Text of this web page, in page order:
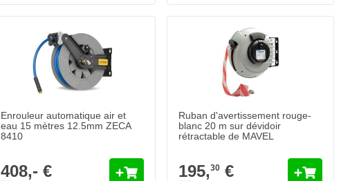
Enrouleur automatique air et
eau 15 mètres 12.5mm ZECA
8410
408,- €
Ruban d'avertissement rouge-
blanc 20 m sur dévidoir
rétractable de MAVEL
195,30 €